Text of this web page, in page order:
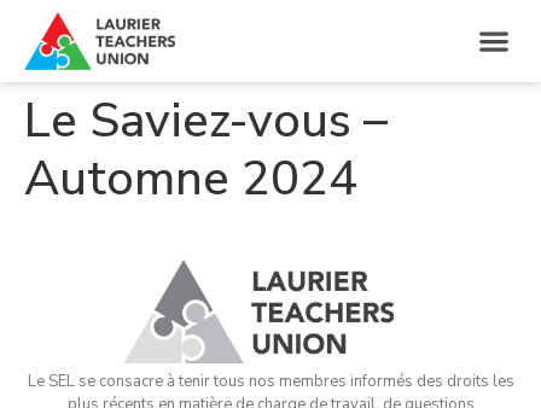
Le Saviez-vous –
Automne 2024
Le SEL se consacre à tenir tous nos membres informés des droits les